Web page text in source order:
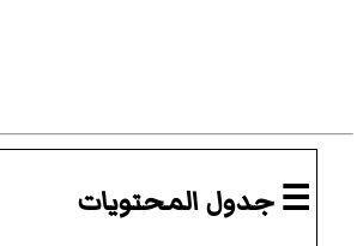
☰ جدول المحتويات